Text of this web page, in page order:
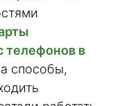
телефонов в
способы,